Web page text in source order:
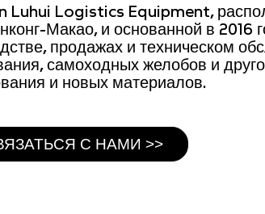
Luhui Logistics Equipment,
Макао, и основанной в 2016
продажах и техническом
самоходных желобов и
и новых материалов.
С НАМИ >>